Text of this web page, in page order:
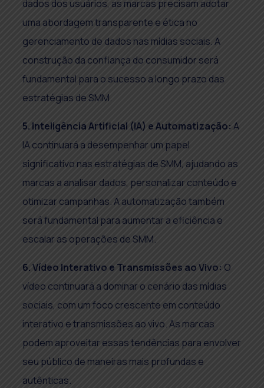
dados dos usuários, as marcas precisam adotar
uma abordagem transparente e ética no
gerenciamento de dados nas mídias sociais. A
construção da confiança do consumidor será
fundamental para o sucesso a longo prazo das
estratégias de SMM.
5. Inteligência Artificial (IA) e Automatização: A
IA continuará a desempenhar um papel
significativo nas estratégias de SMM, ajudando as
marcas a analisar dados, personalizar conteúdo e
otimizar campanhas. A automatização também
será fundamental para aumentar a eficiência e
escalar as operações de SMM.
6. Vídeo Interativo e Transmissões ao Vivo: O
vídeo continuará a dominar o cenário das mídias
sociais, com um foco crescente em conteúdo
interativo e transmissões ao vivo. As marcas
podem aproveitar essas tendências para envolver
seu público de maneiras mais profundas e
autênticas.